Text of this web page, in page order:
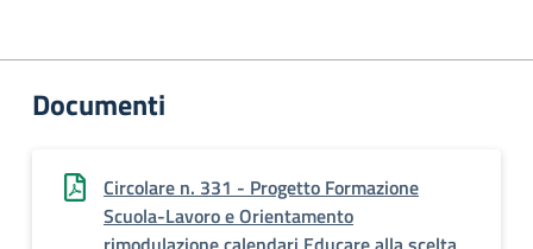
Documenti
Circolare n. 331 - Progetto Formazione
Scuola-Lavoro e Orientamento